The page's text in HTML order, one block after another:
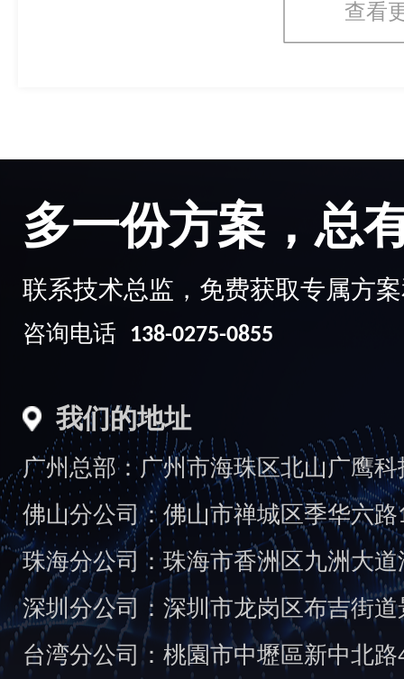
查看
多一份方案，总
联系技术总监，免费获取专属方
咨询电话 138-0275-0855
我们的地址
广州总部：广州市海珠区北山广鹰科
佛山分公司：佛山市禅城区季华六路
珠海分公司：珠海市香洲区九洲大道
深圳分公司：深圳市龙岗区布吉街
台湾分公司：桃園市中壢區新中北路